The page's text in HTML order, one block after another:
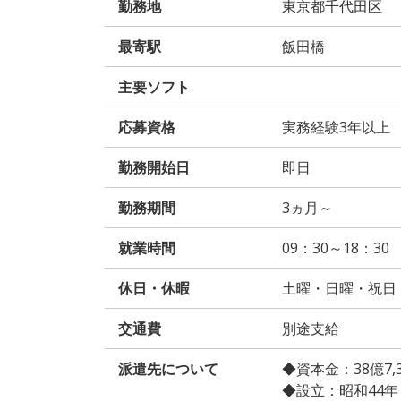
勤務地 東京都千代田区
最寄駅 飯田橋
主要ソフト
応募資格 実務経験3年以上
勤務開始日 即日
勤務期間 3ヵ月～
就業時間 09：30～18：30
休日・休暇 土曜・日曜・祝日
交通費 別途支給
派遣先について
◆資本金：38億
◆設立：昭和44年